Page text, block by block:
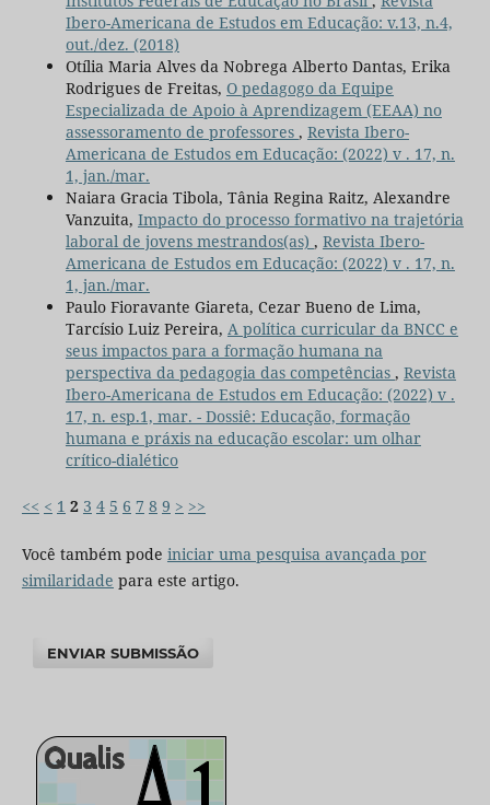
Ibero-Americana de Estudos em Educação: v.13, n.4,
out./dez. (2018)
Otília Maria Alves da Nobrega Alberto Dantas, Erika
Rodrigues de Freitas, O pedagogo da Equipe
Especializada de Apoio à Aprendizagem (EEAA) no
assessoramento de professores , Revista Ibero-
Americana de Estudos em Educação: (2022) v . 17, n.
1, jan./mar.
Naiara Gracia Tibola, Tânia Regina Raitz, Alexandre
Vanzuita, Impacto do processo formativo na trajetória
laboral de jovens mestrandos(as) , Revista Ibero-
Americana de Estudos em Educação: (2022) v . 17, n.
1, jan./mar.
Paulo Fioravante Giareta, Cezar Bueno de Lima,
Tarcísio Luiz Pereira, A política curricular da BNCC e
seus impactos para a formação humana na
perspectiva da pedagogia das competências , Revista
Ibero-Americana de Estudos em Educação: (2022) v .
17, n. esp.1, mar. - Dossiê: Educação, formação
humana e práxis na educação escolar: um olhar
crítico-dialético
<< < 1 2 3 4 5 6 7 8 9 > >>
Você também pode iniciar uma pesquisa avançada por
similaridade para este artigo.
ENVIAR SUBMISSÃO